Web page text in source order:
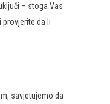
– stoga Vas
provjerite da li
savjetujemo da